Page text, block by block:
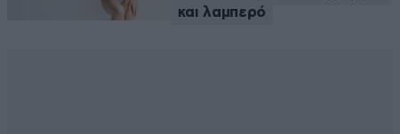
και λαμπερό